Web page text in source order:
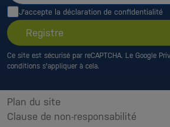
J'accepte la déclaration de confidentialité
Registre
Ce site est sécurisé par reCAPTCHA. Le Google
conditions s'appliquer à cela.
Plan du site
Clause de non-responsabilité